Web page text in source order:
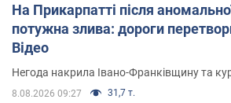
На Прикарпатті після
потужна злива: дороги
Відео
Негода накрила Івано-Франківщину та
8.08.2026 09:27 31,7 т.